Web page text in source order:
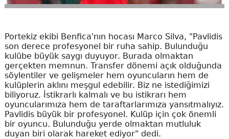
Portekiz ekibi Benfica'nın hocası Marco Silva, "Pavlidis
son derece profesyonel bir ruha sahip. Bulunduğu
kulübe büyük saygı duyuyor. Burada olmaktan
gerçekten memnun. Transfer dönemi açık olduğunda
söylentiler ve gelişmeler hem oyuncuların hem de
kulüplerin aklını meşgul edebilir. Biz ne istediğimizi
biliyoruz. İstikrarlı kalmalı ve bu istikrarı hem
oyuncularımıza hem de taraftarlarımıza yansıtmalıyız.
Pavlidis büyük bir profesyonel. Kulüp için çok önemli
bir oyuncu. Bulunduğu yerde olmaktan mutluluk
duyan biri olarak hareket ediyor" dedi.